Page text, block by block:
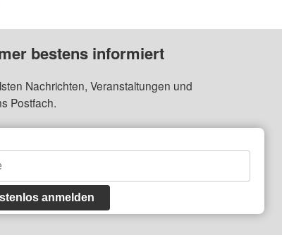
bestens informiert
Nachrichten, Veranstaltungen und
Postfach.
anmelden